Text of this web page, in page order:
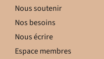
Nous soutenir
Nos besoins
Nous écrire
Espace membres